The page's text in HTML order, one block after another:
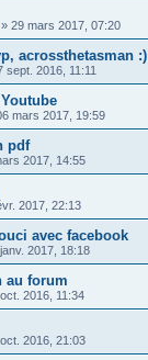
» 29 mars 2017, 07:20
acrossthetasman :)
sept. 2016, 11:11
mars 2017, 19:59
pdf
2017, 14:55
2017, 22:13
avec facebook
2017, 18:18
au forum
2016, 11:34
2016, 21:03